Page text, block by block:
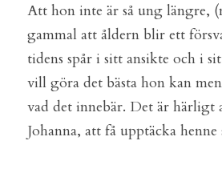
Att hon inte är så ung längre,
gammal att åldern blir ett
tidens spår i sitt ansikte och i
vill göra det bästa hon kan
vad det innebär. Det är härligt
Johanna, att få upptäcka